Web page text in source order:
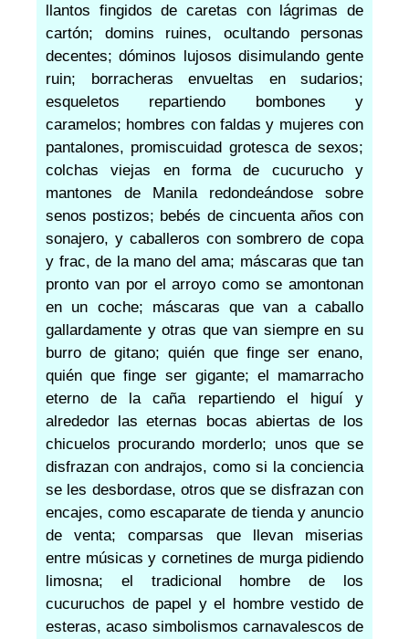
llantos fingidos de caretas con lágrimas de
cartón; domins ruines, ocultando personas
decentes; dóminos lujosos disimulando gente
ruin; borracheras envueltas en sudarios;
esqueletos repartiendo bombones y
caramelos; hombres con faldas y mujeres con
pantalones, promiscuidad grotesca de sexos;
colchas viejas en forma de cucurucho y
mantones de Manila redondeándose sobre
senos postizos; bebés de cincuenta años con
sonajero, y caballeros con sombrero de copa
y frac, de la mano del ama; máscaras que tan
pronto van por el arroyo como se amontonan
en un coche; máscaras que van a caballo
gallardamente y otras que van siempre en su
burro de gitano; quién que finge ser enano,
quién que finge ser gigante; el mamarracho
eterno de la caña repartiendo el higuí y
alrededor las eternas bocas abiertas de los
chicuelos procurando morderlo; unos que se
disfrazan con andrajos, como si la conciencia
se les desbordase, otros que se disfrazan con
encajes, como escaparate de tienda y anuncio
de venta; comparsas que llevan miserias
entre músicas y cornetines de murga pidiendo
limosna; el tradicional hombre de los
cucuruchos de papel y el hombre vestido de
esteras, acaso simbolismos carnavalescos de